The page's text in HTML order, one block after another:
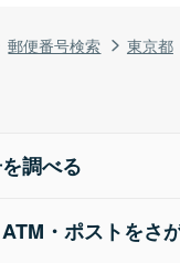
郵便番号検索 東京都
調べる
・ポストをさ